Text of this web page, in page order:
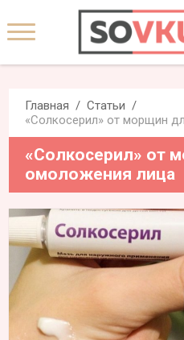
Главная
Статьи
«Солкосерил» от морщин
«Солкосерил» от
омоложения лица